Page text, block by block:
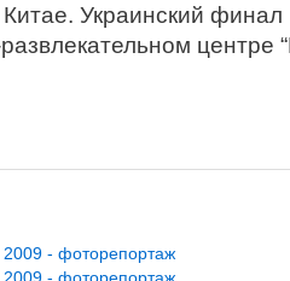
Украинский
центре